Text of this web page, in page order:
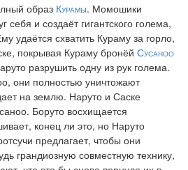
образ Курамы. Момошики
себя и создаёт гигантского голема,
удаётся схватить Кураму за горло,
покрывая Кураму бронёй Сусаноо
разрушить одну из рук голема.
они полностью уничтожают
на землю. Наруто и Саске
Боруто восхищается
конец ли это, но Наруто
предлагает, чтобы они
грандиозную совместную технику,